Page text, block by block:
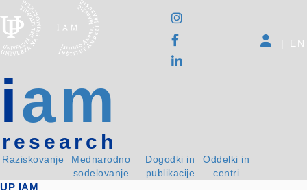
iam
research
Raziskovanje
Mednarodno
sodelovanje
Dogodki in
publikacije
Oddelki in
centri
| EN
UP IAM